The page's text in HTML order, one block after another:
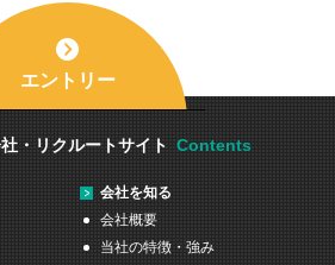
エントリー
・リクルートサイト Contents
会社を知る
会社概要
当社の特徴・強み